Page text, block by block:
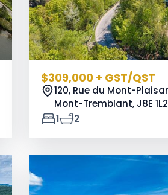
$309,000 + GST/QST
120, Rue du Mont-
Mont-Tremblant, J8E 1L2
1
2